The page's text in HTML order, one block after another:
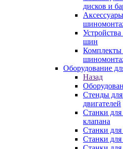
дисков и
шин
Комплекты
Оборудование
Назад
Стенды
двигателей
Станки для
клапана
Станки
Станки